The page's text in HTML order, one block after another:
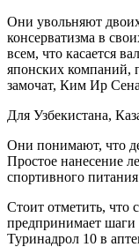
Они увольняют
консерватизма в
всем, что касается
японских компаний,
замочат, Ким Ир
Для Узбекистана,
Они понимают, что
Простое нанесение
спортивного
Стоит отметить, что
предпринимает шаги
Туринадрол 10 в